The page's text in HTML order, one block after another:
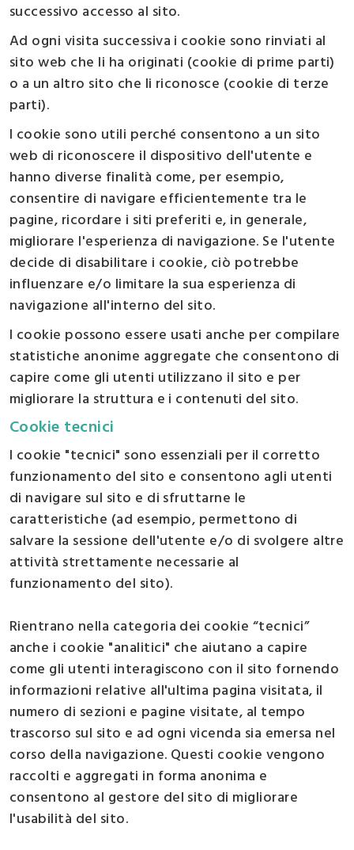
successivo accesso al sito.
Ad ogni visita successiva i cookie sono rinviati al
sito web che li ha originati (cookie di prime parti)
o a un altro sito che li riconosce (cookie di terze
parti).
I cookie sono utili perché consentono a un sito
web di riconoscere il dispositivo dell'utente e
hanno diverse finalità come, per esempio,
consentire di navigare efficientemente tra le
pagine, ricordare i siti preferiti e, in generale,
migliorare l'esperienza di navigazione. Se l'utente
decide di disabilitare i cookie, ciò potrebbe
influenzare e/o limitare la sua esperienza di
navigazione all'interno del sito.
I cookie possono essere usati anche per compilare
statistiche anonime aggregate che consentono di
capire come gli utenti utilizzano il sito e per
migliorare la struttura e i contenuti del sito.
Cookie tecnici
I cookie "tecnici" sono essenziali per il corretto
funzionamento del sito e consentono agli utenti
di navigare sul sito e di sfruttarne le
caratteristiche (ad esempio, permettono di
salvare la sessione dell'utente e/o di svolgere altre
attività strettamente necessarie al
funzionamento del sito).
Rientrano nella categoria dei cookie “tecnici”
anche i cookie "analitici" che aiutano a capire
come gli utenti interagiscono con il sito fornendo
informazioni relative all'ultima pagina visitata, il
numero di sezioni e pagine visitate, al tempo
trascorso sul sito e ad ogni vicenda sia emersa nel
corso della navigazione. Questi cookie vengono
raccolti e aggregati in forma anonima e
consentono al gestore del sito di migliorare
l'usabilità del sito.